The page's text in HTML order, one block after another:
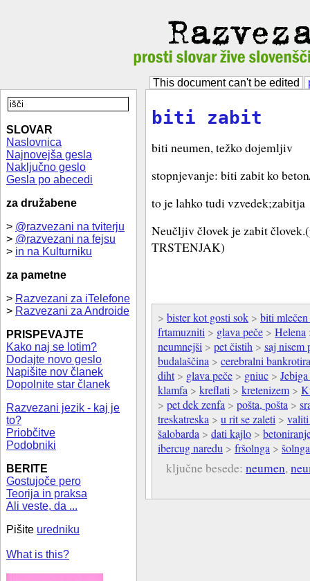
This document can't be edited
SLOVAR
Naslovnica
Najnovejša gesla
Naključno geslo
Gesla po abecedi
za družabene
> @razvezani na tviterju
> @razvezani na fejsu
> in na Kulturniku
za pametne
> Razvezani za iTelefone
> Razvezani za Androide
PRISPEVAJTE
Kako naj se lotim?
Dodajte novo geslo
Napišite nov članek
Dopolnite star članek
Razvezani jezik - kaj je
to?
Priobčitve
Podobniki
BERITE
Gostujoče pero
Teorija in praksa
Ali veste, da ...
Pišite uredniku
What is this?
biti zabit
biti neumen, težko dojemljiv
stopnjevanje: biti zabit ko
to je lahko tudi vzvedek;zabitja
Neučljiv človek je zabit
TRSTENJAK)
> bister kot gosti sok > biti
frtamuzniti > glava peče > Helena
neumnejši > pet čistih > saj nisem
budalaščina > cerebralni
diht> glava peče > gniuc >
klamfa > kreflati > kretenizem >
> pet dek zenfa > pošta, pošta >
treskatreska > u rit se zaleti >
šalobarda > dati kajlo >
ibercug naredu > fršolnga > šolnga
ključne besede: neumen,